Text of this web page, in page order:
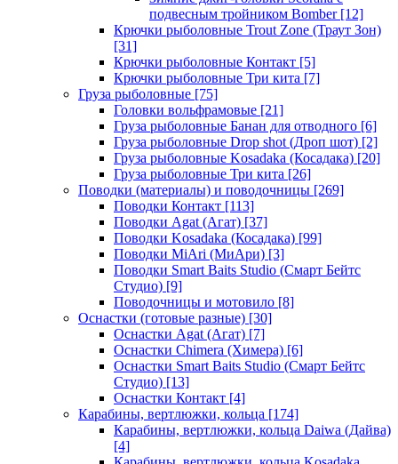
подвесным тройником Bomber[12]
Крючки рыболовные Trout Zone (Траут Зон)
[31]
Крючки рыболовные Контакт [5]
Крючки рыболовные Три кита [7]
Груза рыболовные [75]
Головки вольфрамовые [21]
Груза рыболовные Банан для отводного [6]
Груза рыболовные Drop shot (Дроп шот) [2]
Груза рыболовные Kosadaka (Косадака) [20]
Груза рыболовные Три кита [26]
Поводки (материалы) и поводочницы [269]
Поводки Контакт [113]
Поводки Agat (Агат) [37]
Поводки Kosadaka (Косадака) [99]
Поводки MiAri (МиАри) [3]
Поводки Smart Baits Studio (Смарт Бейтс
Студио) [9]
Поводочницы и мотовило [8]
Оснастки (готовые разные) [30]
Оснастки Agat (Агат) [7]
Оснастки Chimera (Химера) [6]
Оснастки Smart Baits Studio (Смарт Бейтс
Студио) [13]
Оснастки Контакт [4]
Карабины, вертлюжки, кольца [174]
Карабины, вертлюжки, кольца Daiwa (Дайва)
[4]